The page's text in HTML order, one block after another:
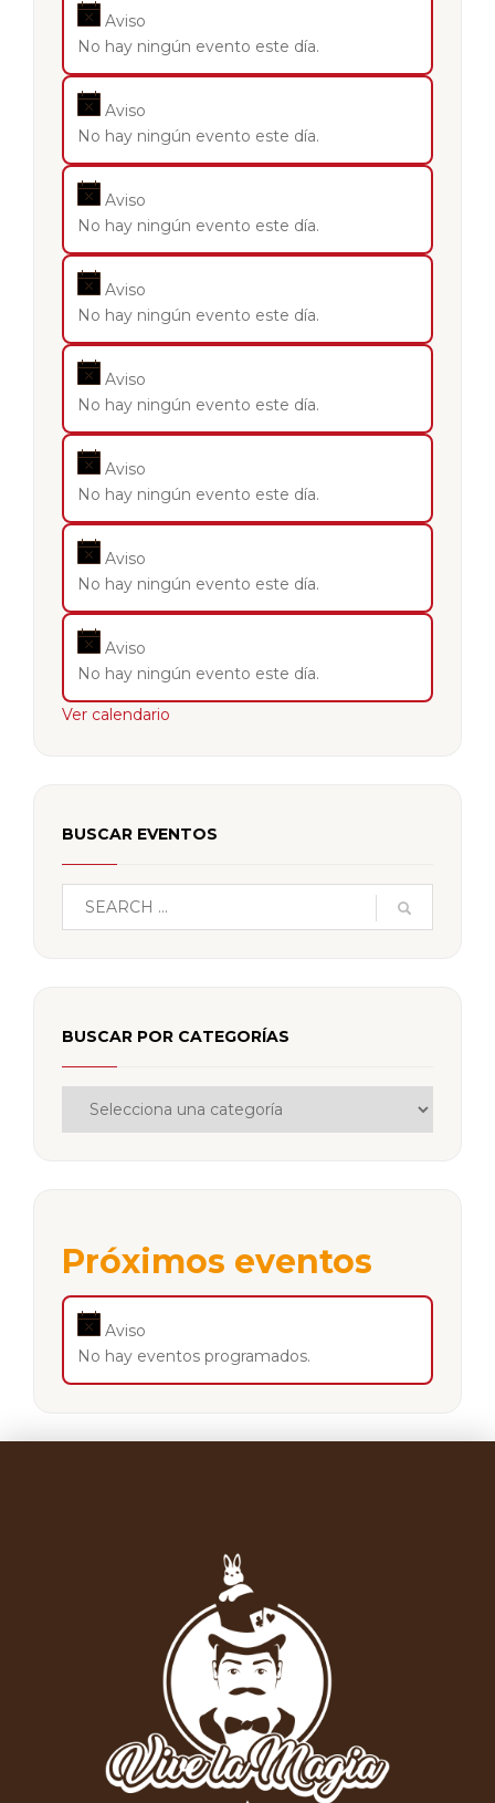
Aviso
No hay ningún evento este día.
Aviso
No hay ningún evento este día.
Aviso
No hay ningún evento este día.
Aviso
No hay ningún evento este día.
Aviso
No hay ningún evento este día.
Aviso
No hay ningún evento este día.
Aviso
No hay ningún evento este día.
Aviso
No hay ningún evento este día.
Ver calendario
BUSCAR EVENTOS
BUSCAR POR CATEGORÍAS
Próximos eventos
Aviso
No hay eventos programados.